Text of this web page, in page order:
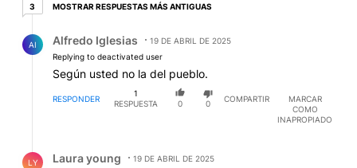
33 respuestas más antiguas
MOSTRAR RESPUESTAS MÁS ANTIGUAS
AI Alfredo Iglesias
19 DE ABRIL DE 2025
Replying to deactivated user
Según usted no la del pueblo.
RESPONDER
1
RESPUESTA
0 0
COMPARTIR
MARCAR
COMO
INAPROPIADO
LY Laura young
19 DE ABRIL DE 2025